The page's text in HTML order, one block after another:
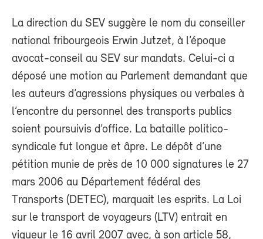
La direction du SEV suggère le nom du conseiller
national fribourgeois Erwin Jutzet, à l’époque
avocat-conseil au SEV sur mandats. Celui-ci a
déposé une motion au Parlement demandant que
les auteurs d’agressions physiques ou verbales à
l’encontre du personnel des transports publics
soient poursuivis d’office. La bataille politico-
syndicale fut longue et âpre. Le dépôt d’une
pétition munie de près de 10 000 signatures le 27
mars 2006 au Département fédéral des
Transports (DETEC), marquait les esprits. La Loi
sur le transport de voyageurs (LTV) entrait en
vigueur le 16 avril 2007 avec, à son article 58,